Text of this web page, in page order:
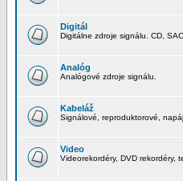
Digitál
Digitálne zdroje signálu. CD,
Analóg
Analógové zdroje signálu.
Kabeláž
Signálové, reproduktorové,
Video
Videorekordéry, DVD rekordéry,